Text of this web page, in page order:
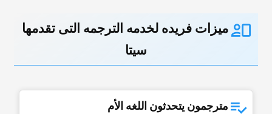
میزات فریده لخدمه الترجمه التی تقدمها
سیتا
مترجمون یتحدثون اللغه الأم